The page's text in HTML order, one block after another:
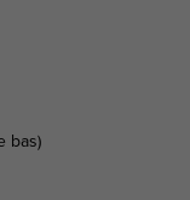
bas)